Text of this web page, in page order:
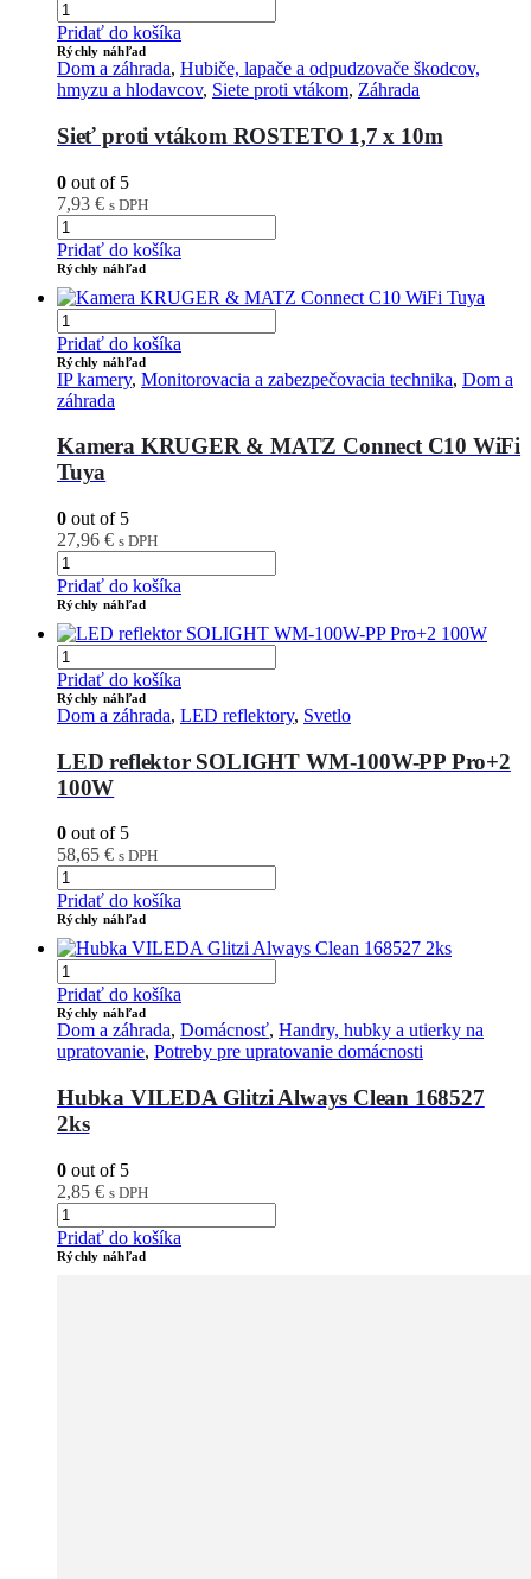
Pridať do košíka
Rýchly náhľad
Dom a záhrada, Hubiče, lapače a odpudzovače škodcov,
hmyzu a hlodavcov, Siete proti vtákom, Záhrada
Sieť proti vtákom ROSTETO 1,7 x 10m
0 out of 5
7,93 € s DPH
Pridať do košíka
Rýchly náhľad
Pridať do košíka
Rýchly náhľad
IP kamery, Monitorovacia a zabezpečovacia technika, Dom a
záhrada
Kamera KRUGER & MATZ Connect C10 WiFi
Tuya
0 out of 5
27,96 € s DPH
Pridať do košíka
Rýchly náhľad
Pridať do košíka
Rýchly náhľad
Dom a záhrada, LED reflektory, Svetlo
LED reflektor SOLIGHT WM-100W-PP Pro+2
100W
0 out of 5
58,65 € s DPH
Pridať do košíka
Rýchly náhľad
Pridať do košíka
Rýchly náhľad
Dom a záhrada, Domácnosť, Handry, hubky a utierky na
upratovanie, Potreby pre upratovanie domácnosti
Hubka VILEDA Glitzi Always Clean 168527
2ks
0 out of 5
2,85 € s DPH
Pridať do košíka
Rýchly náhľad